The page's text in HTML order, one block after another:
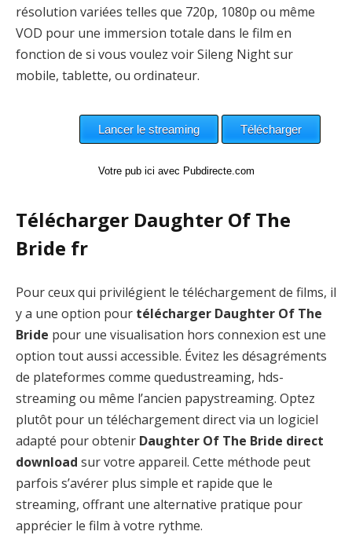
résolution variées telles que 720p, 1080p ou même
VOD pour une immersion totale dans le film en
fonction de si vous voulez voir Sileng Night sur
mobile, tablette, ou ordinateur.
Votre pub ici avec Pubdirecte.com
Télécharger Daughter Of The
Bride fr
Pour ceux qui privilégient le téléchargement de films, il
y a une option pour télécharger Daughter Of The
Bride pour une visualisation hors connexion est une
option tout aussi accessible. Évitez les désagréments
de plateformes comme quedustreaming, hds-
streaming ou même l’ancien papystreaming. Optez
plutôt pour un téléchargement direct via un logiciel
adapté pour obtenir Daughter Of The Bride direct
download sur votre appareil. Cette méthode peut
parfois s’avérer plus simple et rapide que le
streaming, offrant une alternative pratique pour
apprécier le film à votre rythme.